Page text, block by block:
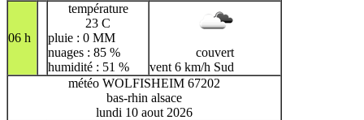
06 h
température
23 C
pluie : 0 MM
nuages : 85 %
humidité : 51 %
couvert
vent 6 km/h Sud
météo WOLFISHEIM 67202
bas-rhin alsace
lundi 10 aout 2026